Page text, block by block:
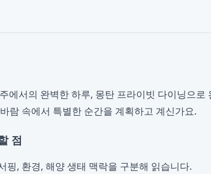
에서의 완벽한 하루, 몽탄 프라이빗 다이닝으
람 속에서 특별한 순간을 계획하고 계신가요.
점
핑, 환경, 해양 생태 맥락을 구분해 읽습니다.